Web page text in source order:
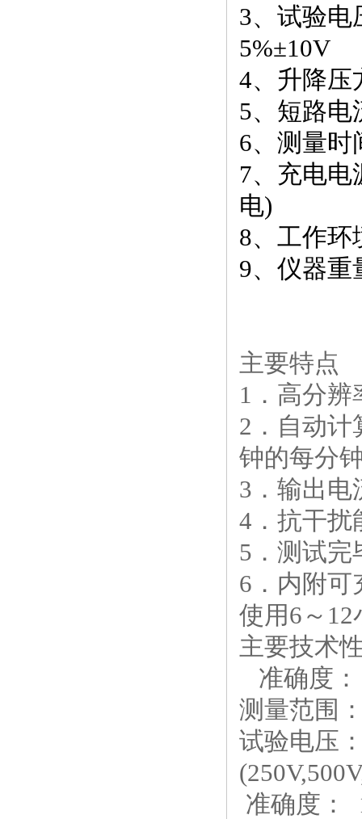
3、试验电
5%±10V
4、升降压
5、短路电
6、测量时
7、充电电
电)
8、工作环
9、仪器重
主要特点
1．高分
2．自动计
钟的每分
3．输出电
4．抗干扰
5．测试完
6．内附可
使用6～12
主要技术
准确度
测量范围
试验电压
准确度：